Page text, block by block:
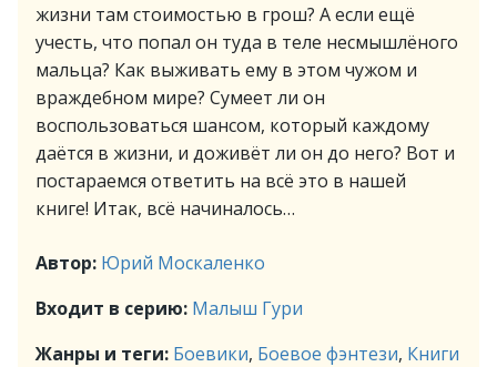
жизни там стоимостью в грош? А если ещё
учесть, что попал он туда в теле несмышлёного
мальца? Как выживать ему в этом чужом и
враждебном мире? Сумеет ли он
воспользоваться шансом, который каждому
даётся в жизни, и доживёт ли он до него? Вот и
постараемся ответить на всё это в нашей
книге! Итак, всё начиналось…
Автор: Юрий Москаленко
Входит в серию: Малыш Гури
Жанры и теги: Боевики, Боевое фэнтези, Книги